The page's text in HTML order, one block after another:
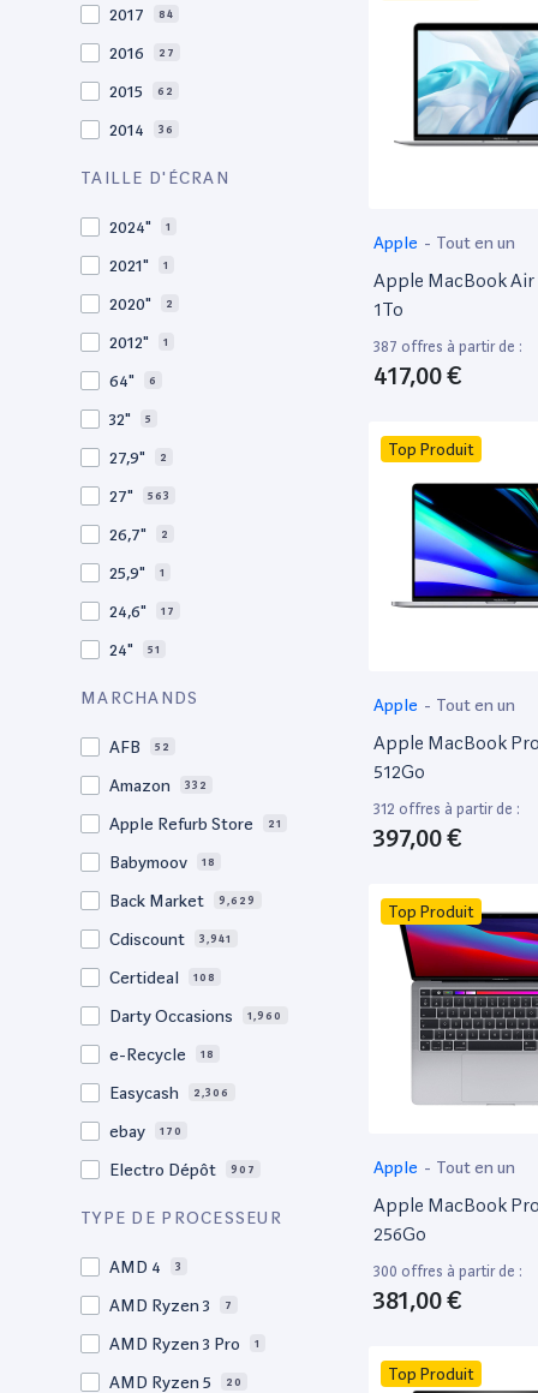
2017 84
2016 27
2015 62
2014 36
2013
TAILLE D'ÉCRAN
2024" 1
2021" 1
2020" 2
2012" 1
64" 6
32" 5
27,9" 2
27" 563
26,7" 2
25,9" 1
24,6" 17
24" 51
21,5"
15.5" 1
15,4"
15.4" 70
15.3" 2
15" 209
MARCHANDS
AFB 52
Amazon 332
Apple Refurb Store 21
Babymoov 18
Back Market 9,629
Cdiscount 3,941
Certideal 108
Darty Occasions 1,960
e-Recycle 18
Easycash 2,306
ebay 170
Electro Dépôt 907
Factorefurb
TYPE DE PROCESSEUR
AMD 4 3
AMD Ryzen 3 7
AMD Ryzen 3 Pro 1
AMD Ryzen 5 20
Apple - Tout en un
Apple MacBook Air
1To
387 offres à partir de :
417,00 €
Top Produit
Apple - Tout en un
Apple MacBook Pro
512Go
312 offres à partir de :
397,00 €
Top Produit
Apple - Tout en un
Apple MacBook Pro
256Go
300 offres à partir de :
381,00 €
Top Produit